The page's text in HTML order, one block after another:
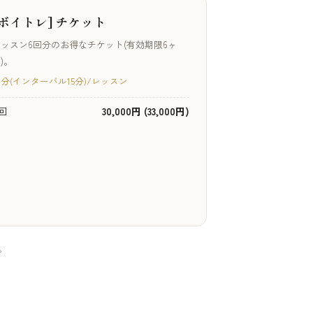
イトレ] チケット
スン6回分のお得なチケット(有効期限6ヶ
(インターバル15分)/レッスン
30,000円 (33,000円)